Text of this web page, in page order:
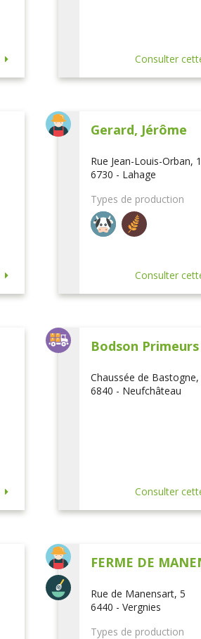
Consulter
Gerard, Jérôme
Rue Jean-Louis-Orban,
6730 - Lahage
Types de production
Consulter
Bodson Primeurs
Chaussée de Bastogne,
6840 - Neufchâteau
Consulter
FERME DE
Rue de Manensart, 5
6440 - Vergnies
Types de production